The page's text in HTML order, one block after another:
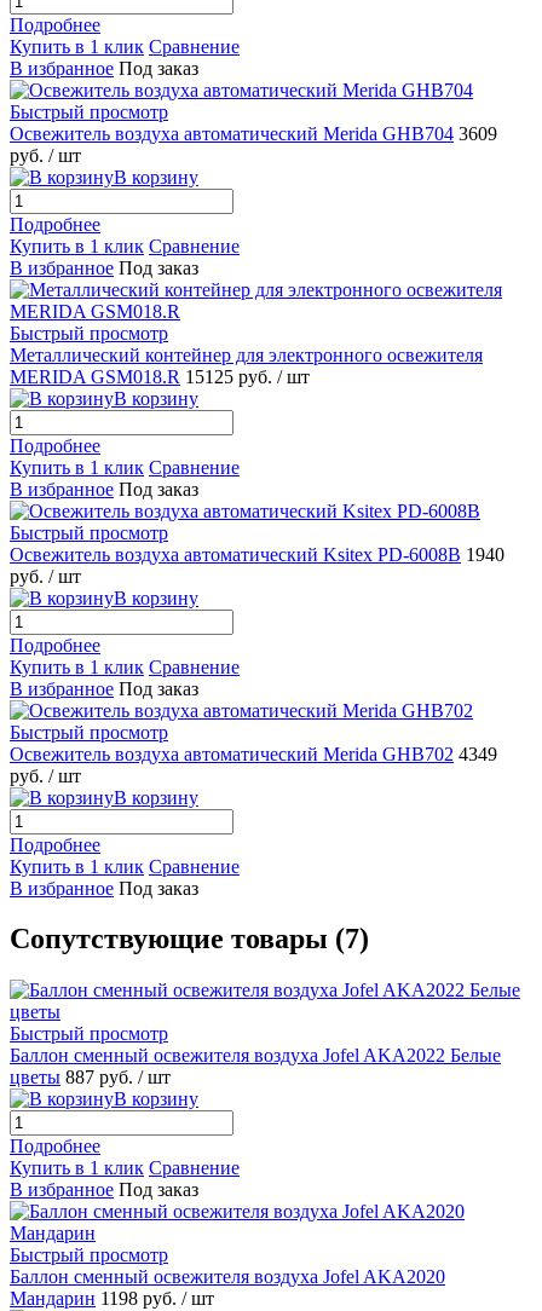
Подробнее
Купить в 1 клик Сравнение
В избранное Под заказ
Быстрый просмотр
Освежитель воздуха автоматический Merida GHB704 3609
руб. / шт
В корзину
Подробнее
Купить в 1 клик Сравнение
В избранное Под заказ
Быстрый просмотр
Металлический контейнер для электронного освежителя
MERIDA GSM018.R 15125 руб. / шт
В корзину
Подробнее
Купить в 1 клик Сравнение
В избранное Под заказ
Быстрый просмотр
Освежитель воздуха автоматический Ksitex PD-6008B 1940
руб. / шт
В корзину
Подробнее
Купить в 1 клик Сравнение
В избранное Под заказ
Быстрый просмотр
Освежитель воздуха автоматический Merida GHB702 4349
руб. / шт
В корзину
Подробнее
Купить в 1 клик Сравнение
В избранное Под заказ
Сопутствующие товары (7)
Быстрый просмотр
Баллон сменный освежителя воздуха Jofel AKA2022 Белые
цветы 887 руб. / шт
В корзину
Подробнее
Купить в 1 клик Сравнение
В избранное Под заказ
Быстрый просмотр
Баллон сменный освежителя воздуха Jofel AKA2020
Мандарин 1198 руб. / шт